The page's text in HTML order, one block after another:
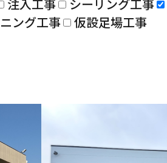
注入工事 シーリング工事
ング工事 仮設足場工事